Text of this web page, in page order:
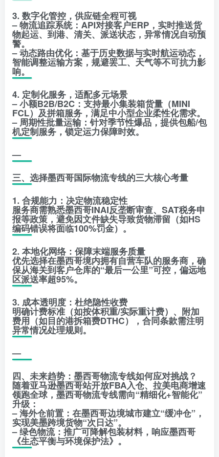
3. 数字化管控，供应链全程可视
– 物流追踪系统：API对接客户ERP，实时推送货
物起运、到港、清关、派送状态，异常情况自动预
警。
– 动态路由优化：基于历史数据与实时航运动态，
智能调整运输方案，规避罢工、天气等不可抗力影
响。
4. 定制化服务，适配多元场景
– 小额B2B/B2C：支持最小集装箱货量（MINI
FCL）及拼箱服务，满足中小型企业柔性化需求。
– 周期性批量运输：针对季节性爆品，提供包船/包
机定制服务，锁定运力保障时效。
—
三、选择墨西哥国际物流专线的三大核心考量
1. 合规能力：决定物流稳定性
服务商需熟悉墨西哥INAI反垄断审查、SAT税务申
报等政策，避免因文件缺失导致货物滞留（如HS
编码错误将面临100%罚金）。
2. 本地化网络：保障末端服务质量
优先选择在墨西哥境内拥有自营车队的服务商，确
保从海关到客户仓库的“最后一公里”可控，偏远地
区派送率超95%。
3. 成本透明度：杜绝隐性收费
明确计费标准（如按体积重/实际重计费）、附加
费用（如目的港拆箱费DTHC），合同条款需注明
异常情况处理规则。
—
四、未来趋势：墨西哥物流专线如何应对挑战？
随着亚马逊墨西哥站开放FBA入仓、拉美电商增速
领跑全球，墨西哥物流专线需向“精细化+智能化”
升级：
– 海外仓前置：在墨西哥边境城市建立“缓冲仓”，
实现美墨跨境货物“次日达”。
– 绿色物流：推广可降解包装材料，响应墨西哥
《生态平衡与环境保护法》。